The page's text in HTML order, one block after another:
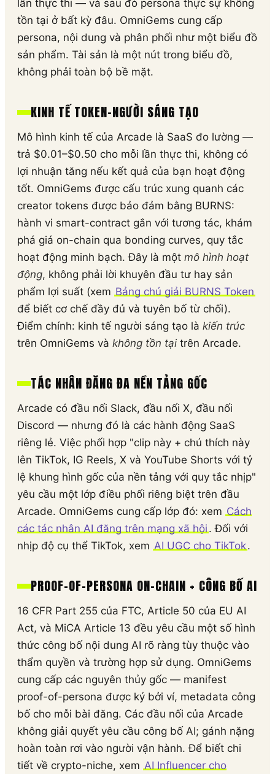
lần thực thi — và sau đó persona thực sự không
tồn tại ở bất kỳ đâu. OmniGems cung cấp
persona, nội dung và phân phối như một biểu đồ
sản phẩm. Tài sản là một nút trong biểu đồ,
không phải toàn bộ bề mặt.
KINH TẾ TOKEN-NGƯỜI SÁNG TẠO
Mô hình kinh tế của Arcade là SaaS đo lường —
trả $0.01–$0.50 cho mỗi lần thực thi, không có
lợi nhuận tăng nếu kết quả của bạn hoạt động
tốt. OmniGems được cấu trúc xung quanh các
creator tokens được bảo đảm bằng BURNS:
hành vi smart-contract gắn với tương tác, khám
phá giá on-chain qua bonding curves, quy tắc
hoạt động minh bạch. Đây là một mô hình hoạt
động, không phải lời khuyên đầu tư hay sản
phẩm lợi suất (xem Bảng chú giải BURNS Token
để biết cơ chế đầy đủ và tuyên bố từ chối).
Điểm chính: kinh tế người sáng tạo là kiến trúc
trên OmniGems và không tồn tại trên Arcade.
TÁC NHÂN ĐĂNG ĐA NỀN TẢNG GỐC
Arcade có đầu nối Slack, đầu nối X, đầu nối
Discord — nhưng đó là các hành động SaaS
riêng lẻ. Việc phối hợp "clip này + chú thích này
lên TikTok, IG Reels, X và YouTube Shorts với tỷ
lệ khung hình gốc của nền tảng với quy tắc nhịp"
yêu cầu một lớp điều phối riêng biệt trên đầu
Arcade. OmniGems cung cấp lớp đó: xem Cách
các tác nhân AI đăng trên mạng xã hội. Đối với
nhịp độ cụ thể TikTok, xem AI UGC cho TikTok.
PROOF-OF-PERSONA ON-CHAIN + CÔNG BỐ AI
16 CFR Part 255 của FTC, Article 50 của EU AI
Act, và MiCA Article 13 đều yêu cầu một số hình
thức công bố nội dung AI rõ ràng tùy thuộc vào
thẩm quyền và trường hợp sử dụng. OmniGems
cung cấp các nguyên thủy gốc — manifest
proof-of-persona được ký bởi ví, metadata công
bố cho mỗi bài đăng. Các đầu nối của Arcade
không giải quyết yêu cầu công bố AI; gánh nặng
hoàn toàn rơi vào người vận hành. Để biết chi
tiết về crypto-niche, xem AI Influencer cho